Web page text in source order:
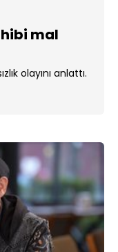
mal
olayını anlattı.